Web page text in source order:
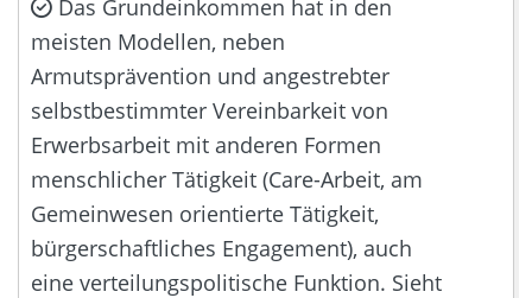
Das Grundeinkommen hat in den
meisten Modellen, neben
Armutsprävention und angestrebter
selbstbestimmter Vereinbarkeit von
Erwerbsarbeit mit anderen Formen
menschlicher Tätigkeit (Care-Arbeit, am
Gemeinwesen orientierte Tätigkeit,
bürgerschaftliches Engagement), auch
eine verteilungspolitische Funktion. Sieht